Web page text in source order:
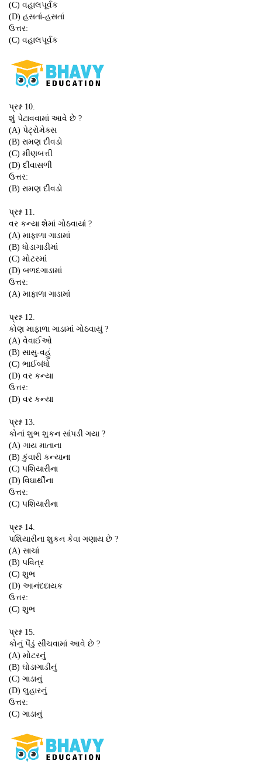
(C) વહાલપૂર્વક
(D) હસતાં-હસતાં
ઉત્તર:
(C) વહાલપૂર્વક
પ્રશ્ન 10.
શું પેટાવવામાં આવે છે ?
(A) પેટ્રોમેક્સ
(B) રામણ દીવડો
(C) મીણબત્તી
(D) દીવાસળી
ઉત્તર:
(B) રામણ દીવડો
પ્રશ્ન 11.
વર કન્યા શેમાં ગોઠવાયાં ?
(A) માફાળા ગાડામાં
(B) ધોડાગાડીમાં
(C) મોટરમાં
(D) બળદગાડામાં
ઉત્તર:
(A) માફાળા ગાડામાં
પ્રશ્ન 12.
કોણ માફાળા ગાડામાં ગોઠવાયું ?
(A) વેવાઈઓ
(B) સાસુ-વહું
(C) ભાઈબંધો
(D) વર કન્યા
ઉત્તર:
(D) વર કન્યા
પ્રશ્ન 13.
કોનાં શુભ શુકન સાંપડી ગયા ?
(A) ગાય માતાના
(B) કુંવારી કન્યાના
(C) પશિયારીના
(D) વિઘાર્થીના
ઉત્તર:
(C) પશિયારીના
પ્રશ્ન 14.
પશિયારીના શુકન કેવા ગણાય છે ?
(A) સાચાં
(B) પવિત્ર
(C) શુભ
(D) આનંદદાયક
ઉત્તર:
(C) શુભ
પ્રશ્ન 15.
કોનું પૈડું સીંચવામાં આવે છે ?
(A) મોટરનું
(B) ઘોડાગાડીનું
(C) ગાડાનું
(D) લુહારનું
ઉત્તર:
(C) ગાડાનું